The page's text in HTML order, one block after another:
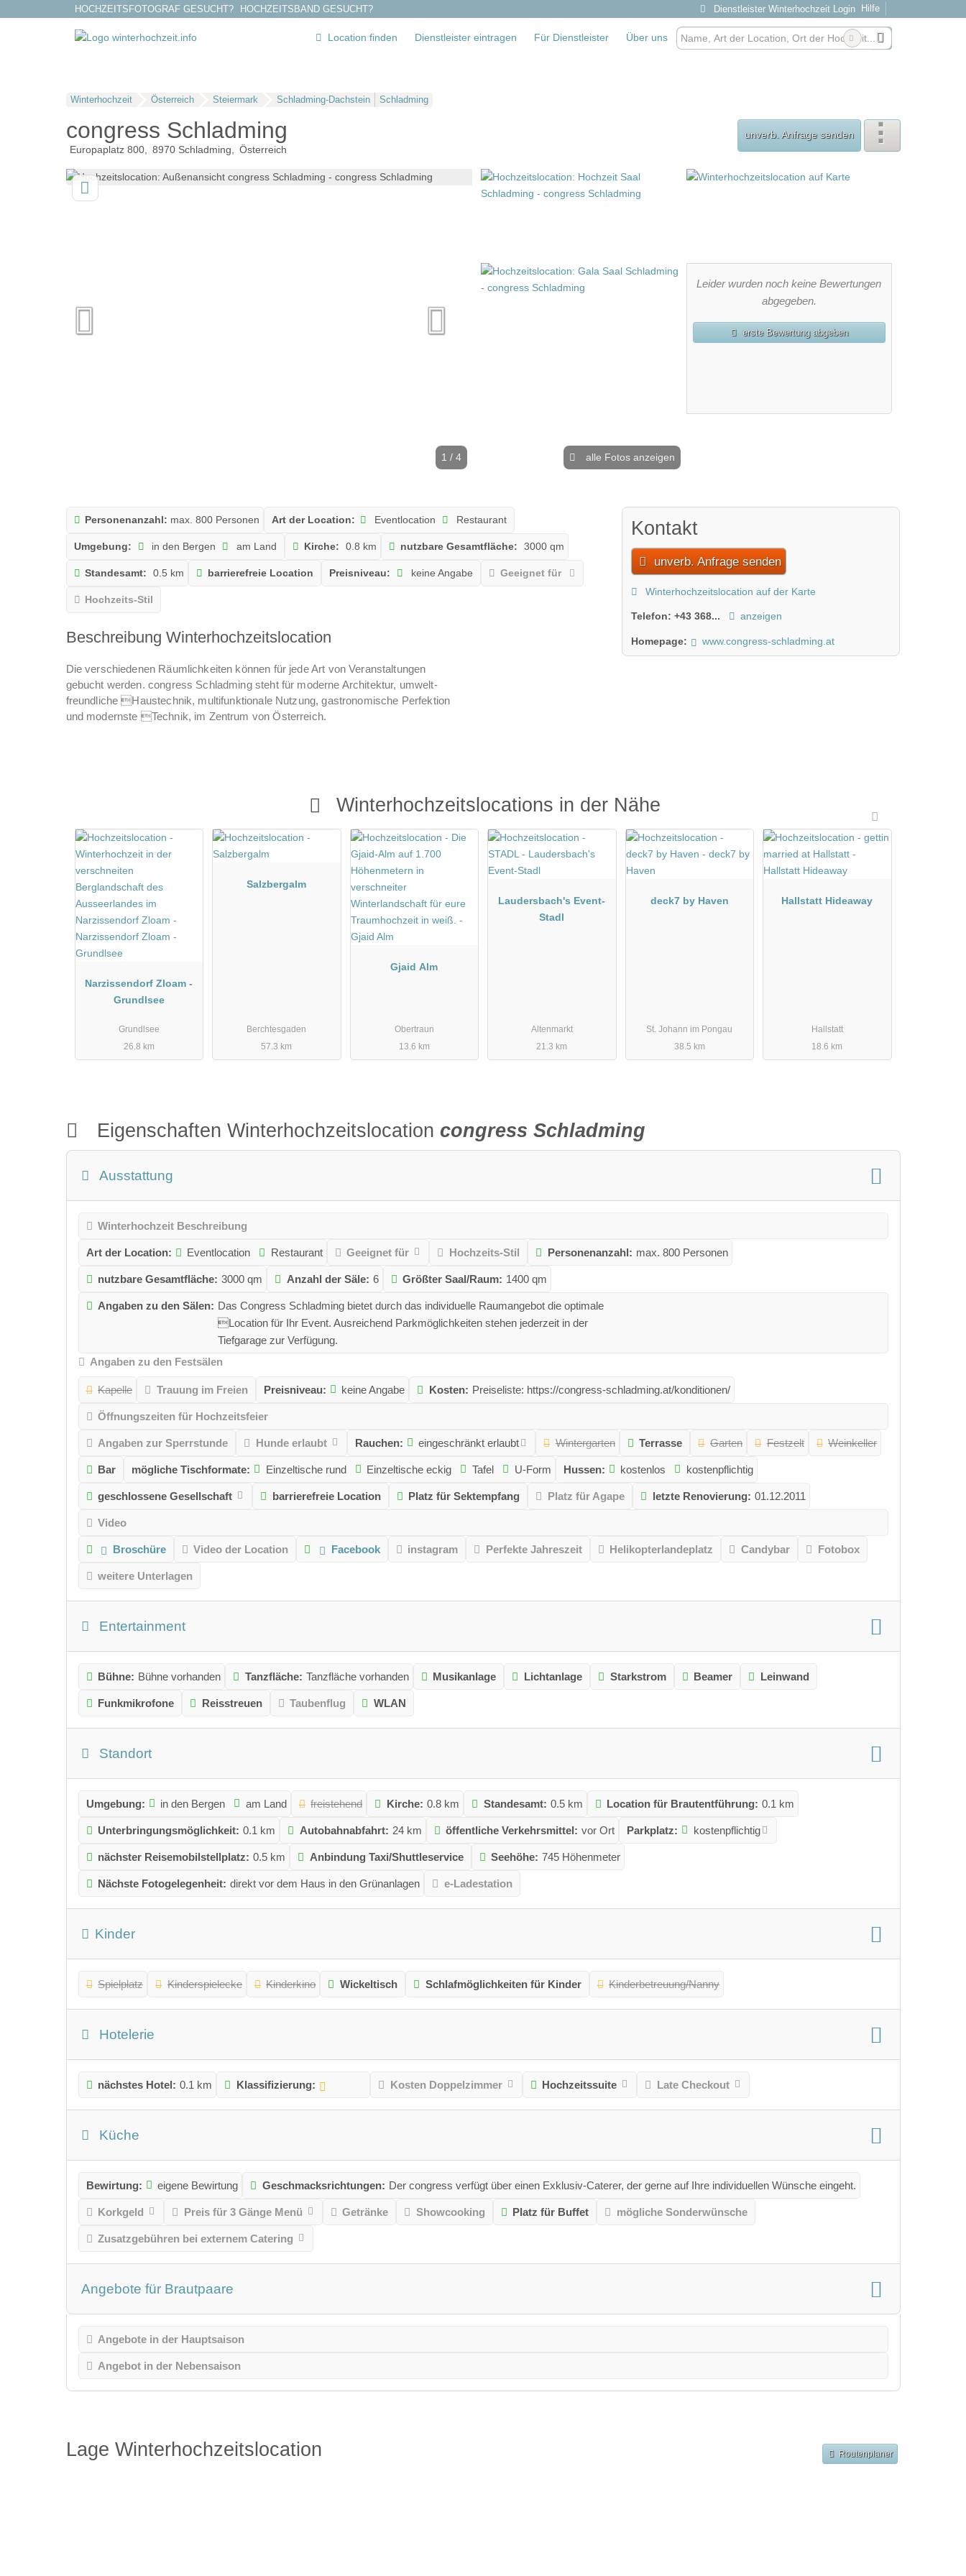
HOCHZEITSFOTOGRAF GESUCHT? HOCHZEITSBAND GESUCHT? Dienstleister Winterhochzeit Login Hilfe
Location finden Dienstleister eintragen Für Dienstleister Über uns
Winterhochzeit Österreich Steiermark Schladming-Dachstein Schladming
congress Schladming
Europaplatz 800 8970 Schladming Österreich
unverb. Anfrage senden
1 / 4 alle Fotos anzeigen
Leider wurden noch keine Bewertungen
abgegeben.
erste Bewertung abgeben
Personenanzahl: max. 800 Personen Art der Location: Eventlocation Restaurant
Umgebung: in den Bergen am Land Kirche: 0.8 km nutzbare Gesamtfläche: 3000 qm
Standesamt: 0.5 km barrierefreie Location Preisniveau: keine Angabe Geeignet für
Hochzeits-Stil
Beschreibung Winterhochzeitslocation
Die verschiedenen Räumlichkeiten können für jede Art von Veranstaltungen
gebucht werden. congress Schladming steht für moderne Architektur, umwelt-
freundliche Haustechnik, multifunktionale Nutzung, gastronomische Perfektion
und modernste Technik, im Zentrum von Österreich.
Kontakt
unverb. Anfrage senden
Winterhochzeitslocation auf der Karte
Telefon:+43 368... anzeigen
Homepage: www.congress-schladming.at
Winterhochzeitslocations in der Nähe
Narzissendorf Zloam -
Grundlsee
Grundlsee
26.8 km
Salzbergalm
Berchtesgaden
57.3 km
Gjaid Alm
Obertraun
13.6 km
Laudersbach's Event-
Stadl
Altenmarkt
21.3 km
deck7 by Haven
St. Johann im Pongau
38.5 km
Hallstatt Hideaway
Hallstatt
18.6 km
Eigenschaften Winterhochzeitslocationcongress Schladming
Ausstattung
Winterhochzeit Beschreibung
Art der Location: Eventlocation Restaurant Geeignet für Hochzeits-Stil Personenanzahl: max. 800 Personen
nutzbare Gesamtfläche: 3000 qm Anzahl der Säle: 6 Größter Saal/Raum: 1400 qm
Angaben zu den Sälen: Das Congress Schladming bietet durch das individuelle Raumangebot die optimale
Location für Ihr Event. Ausreichend Parkmöglichkeiten stehen jederzeit in der
Tiefgarage zur Verfügung.
Angaben zu den Festsälen
Kapelle Trauung im Freien Preisniveau: keine Angabe Kosten: Preiseliste: https://congress-schladming.at/konditionen/
Öffnungszeiten für Hochzeitsfeier
Angaben zur Sperrstunde Hunde erlaubt Rauchen: eingeschränkt erlaubt Wintergarten Terrasse Garten Festzelt Weinkeller
Bar mögliche Tischformate: Einzeltische rund Einzeltische eckig Tafel U-Form Hussen: kostenlos kostenpflichtig
geschlossene Gesellschaft barrierefreie Location Platz für Sektempfang Platz für Agape letzte Renovierung: 01.12.2011
Video
Broschüre Video der Location Facebook instagram Perfekte Jahreszeit Helikopterlandeplatz Candybar Fotobox
weitere Unterlagen
Entertainment
Bühne: Bühne vorhanden Tanzfläche: Tanzfläche vorhanden Musikanlage Lichtanlage Starkstrom Beamer Leinwand
Funkmikrofone Reisstreuen Taubenflug WLAN
Standort
Umgebung: in den Bergen am Land freistehend Kirche: 0.8 km Standesamt: 0.5 km Location für Brautentführung: 0.1 km
Unterbringungsmöglichkeit: 0.1 km Autobahnabfahrt: 24 km öffentliche Verkehrsmittel: vor Ort Parkplatz: kostenpflichtig
nächster Reisemobilstellplatz: 0.5 km Anbindung Taxi/Shuttleservice Seehöhe: 745 Höhenmeter
Nächste Fotogelegenheit: direkt vor dem Haus in den Grünanlagen e-Ladestation
Kinder
Spielplatz Kinderspielecke Kinderkino Wickeltisch Schlafmöglichkeiten für Kinder Kinderbetreuung/Nanny
Hotelerie
nächstes Hotel: 0.1 km Klassifizierung: Kosten Doppelzimmer Hochzeitssuite Late Checkout
Küche
Bewirtung: eigene Bewirtung Geschmacksrichtungen: Der congress verfügt über einen Exklusiv-Caterer, der gerne auf Ihre individuellen Wünsche eingeht.
Korkgeld Preis für 3 Gänge Menü Getränke Showcooking Platz für Buffet mögliche Sonderwünsche
Zusatzgebühren bei externem Catering
Angebote für Brautpaare
Angebote in der Hauptsaison
Angebot in der Nebensaison
Lage Winterhochzeitslocation Routenplaner